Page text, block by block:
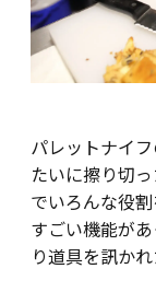
パレットナイ
たいに擦り切
でいろんな役
すごい機能が
り道具を訊か